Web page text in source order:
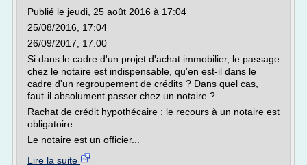
Publié le jeudi, 25 août 2016 à 17:04
25/08/2016, 17:04
26/09/2017, 17:00
Si dans le cadre d'un projet d'achat immobilier, le passage
chez le notaire est indispensable, qu'en est-il dans le
cadre d'un regroupement de crédits ? Dans quel cas,
faut-il absolument passer chez un notaire ?
Rachat de crédit hypothécaire : le recours à un notaire est
obligatoire
Le notaire est un officier...
Lire la suite